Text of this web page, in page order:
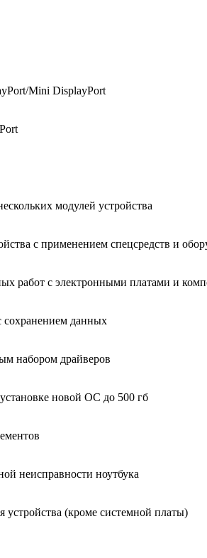
Mini DisplayPort
модулей устройства
с применением спецсредств и
работ с электронными платами и
данных
набором драйверов
новой ОС до 500 гб
неисправности ноутбука
устройства (кроме системной платы)